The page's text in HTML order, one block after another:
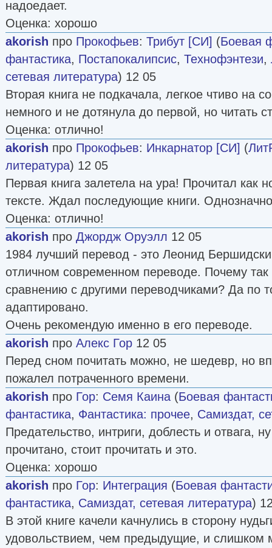
надоедает.
Оценка: хорошо
akorish про Прокофьев: Трибут [СИ] (Боевая
фантастика, Постапокалипсис, Технофэнтези,
сетевая литература) 12 05
Вторая книга не подкачала, легкое чтиво на
немного и не дотянула до первой, но читать
Оценка: отлично!
akorish про Прокофьев: Инкарнатор [СИ] (
литература) 12 05
Первая книга залетела на ура! Прочитал как
тексте. Ждал последующие книги.
Оценка: отлично!
akorish про Джордж Оруэлл 12 05
1984 лучший перевод - это Леонид
отличном современном переводе. Почему так
сравнению с другими переводчиками? Да по
адаптировано.
Очень рекомендую именно в его переводе.
akorish про Алекс Гор 12 05
Перед сном почитать можно, не шедевр, но
пожалел потраченного времени.
akorish про Гор: Семя Каина (Боевая
фантастика, Фантастика: прочее, Самиздат,
Предательство, интриги, доблесть и отвага,
прочитано, стоит прочитать и это.
Оценка: хорошо
akorish про Гор: Интеграция (Боевая
фантастика, Самиздат, сетевая литература)
В этой книге качели качнулись в сторону
удовольствием, чем предыдущие, и слишком